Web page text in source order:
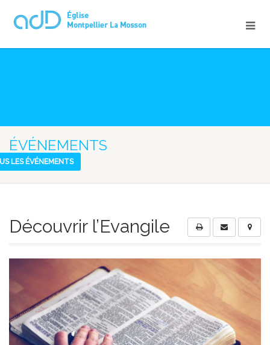
ÉVÉNEMENTS
LES ÉVÉNEMENTS
Découvrir l’Evangile